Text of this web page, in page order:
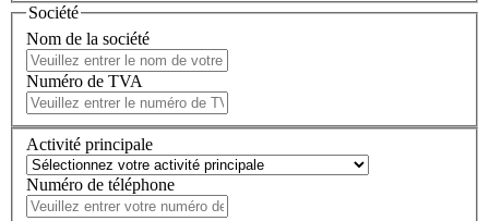
Société
Nom de la société
Numéro de TVA
Activité principale
Numéro de téléphone